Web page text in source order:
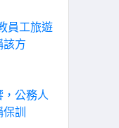
員工旅遊
該方
公務人
訓